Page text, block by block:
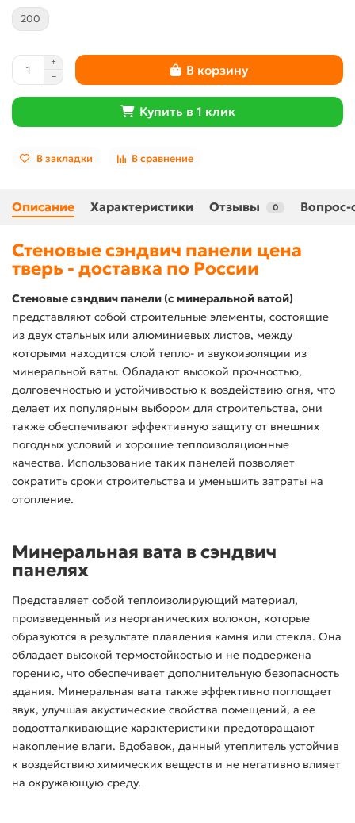
200
В корзину
Купить в 1 клик
В закладки В сравнение
Описание Характеристики Отзывы 0 Вопрос-
Стеновые сэндвич панели цена
тверь - доставка по России
Стеновые сэндвич панели (с минеральной ватой)
представляют собой строительные элементы, состоящие
из двух стальных или алюминиевых листов, между
которыми находится слой тепло- и звукоизоляции из
минеральной ваты. Обладают высокой прочностью,
долговечностью и устойчивостью к воздействию огня, что
делает их популярным выбором для строительства, они
также обеспечивают эффективную защиту от внешних
погодных условий и хорошие теплоизоляционные
качества. Использование таких панелей позволяет
сократить сроки строительства и уменьшить затраты на
отопление.
Минеральная вата в сэндвич
панелях
Представляет собой теплоизолирующий материал,
произведенный из неорганических волокон, которые
образуются в результате плавления камня или стекла. Она
обладает высокой термостойкостью и не подвержена
горению, что обеспечивает дополнительную безопасность
здания. Минеральная вата также эффективно поглощает
звук, улучшая акустические свойства помещений, а ее
водоотталкивающие характеристики предотвращают
накопление влаги. Вдобавок, данный утеплитель устойчив
к воздействию химических веществ и не негативно влияет
на окружающую среду.